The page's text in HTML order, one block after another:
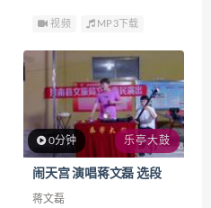
视频 MP3下载
0分钟 乐亭大鼓
闹天宫 演唱蒋文磊 选段
蒋文磊